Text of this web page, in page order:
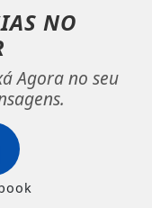
NO
Agora no seu